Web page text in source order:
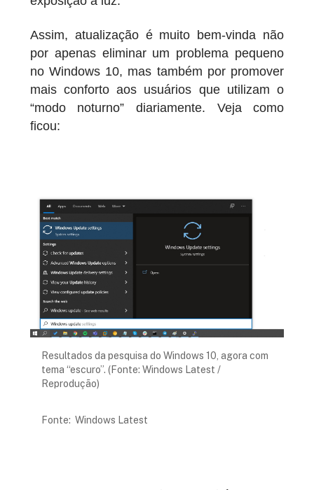
Assim, atualização é muito bem-vinda não
por apenas eliminar um problema pequeno
no Windows 10, mas também por promover
mais conforto aos usuários que utilizam o
“modo noturno” diariamente. Veja como
ficou:
Resultados da pesquisa do Windows 10, agora com
tema “escuro”. (Fonte: Windows Latest /
Reprodução)
Fonte: Windows Latest